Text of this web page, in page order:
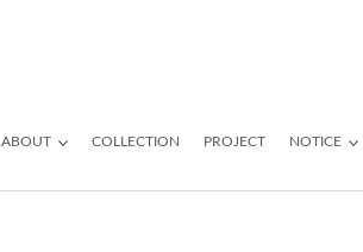
ABOUT COLLECTION PROJECT NOTICE